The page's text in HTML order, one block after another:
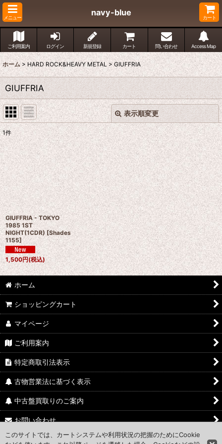
メニュー
navy-blue
カート
ご利用案内 ログイン 新規登録 カート 問い合わせ Access Map
ホーム > HARD ROCK&HEAVY METAL > GIUFFRIA
GIUFFRIA
表示順変更
表示数:
並び順:
絞り込む
閉じる
1件
GIUFFRIA - TOKYO
1985 1ST
NIGHT(1CDR) [Shades
1155]
1,500円(税込)
ホーム
ショッピングカート
マイページ
ご利用案内
特定商取引法表示
古物営業法に基づく表示
中古盤買取りのご案内
お問い合わせ
Access Map
このサイトでは、カートシステムや利用状況の把握のためにCookie